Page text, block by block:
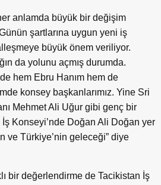
anlamda büyük bir değişim
şartlarına uygun yeni iş
büyük önem veriliyor.
da yolunu açmış durumda.
hem Ebru Hanım hem de
konsey başkanlarımız. Yine Sri
Mehmet Ali Uğur gibi genç bir
Konseyi’nde Doğan Ali Doğan yer
ve Türkiye’nin geleceği” diye
bir değerlendirme de Tacikistan İş